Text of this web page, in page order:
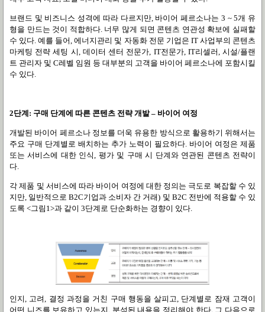
브랜드 및 비즈니스 성격에 따라 다르지만, 바이어 페르소나는 3 ~ 5개 유
형을 만드는 것이 적합하다. 너무 많게 되면 콘텐츠 연관성 확보에 실패할
수 있다.예를 들어,에너지관리 및 자동화 전문 기업은 IT 사업부의 콘텐츠
마케팅 전략 세팅 시, 데이터 센터 전문가, IT전문가, IT리셀러,시설/플랜
트 관리자 및 C레벨 임원 등 대부분의 고객을 바이어 페르소나에 포함시킬
수 있다.
2단계 : 구매 단계에 따른 콘텐츠 전략 개발– 바이어 여정
개발된 바이어 페르소나 정보를 더욱 유용한 방식으로 활용하기 위해서는
주요 구매 단계별로 배치하는 추가 노력이 필요하다. 바이어 여정은 제품
또는 서비스에 대한 인식, 평가 및 구매 시 단계와 연관된 콘텐츠 전략이
다.
각 제품 및 서비스에 따라 바이어 여정에 대한 정의는 극도로 복잡할 수 있
지만, 일반적으로 B2C기업과 소비자 간 거래) 및 B2C 전반에 적용할 수 있
도록 <그림 1>과 같이 3단계로 단순화하는 경향이 있다.
인지 고려 결정 과정을 거친 구매 행동을 살피고
단계별로 잠재 고객이
어떤 니즈를 보유하고 있는지
분석된 내용을 정리해야 한다. 그 다음으로